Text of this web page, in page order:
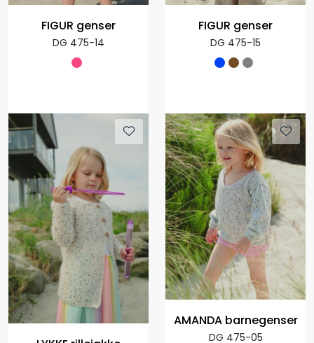
FIGUR genser
DG 475-14
FIGUR genser
DG 475-15
AMANDA barnegenser
DG 475-05